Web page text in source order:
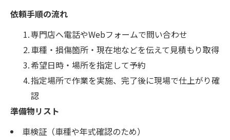
依頼手順の流れ
専門店へ電話やWebフォームで問い合わせ
車種・損傷箇所・現在地などを伝えて見積もり取得
希望日時・場所を指定して予約
指定場所で作業を実施、完了後に現場で仕上がり確
認
準備物リスト
車検証（車種や年式確認のため）